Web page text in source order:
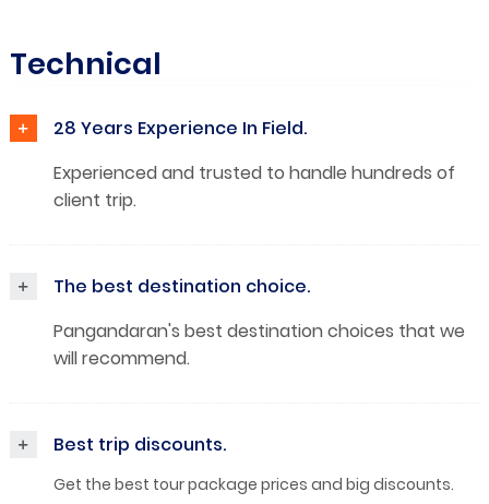
Technical
+
28 Years Experience In Field.
Experienced and trusted to handle hundreds of
client trip.
+
The best destination choice.
Pangandaran's best destination choices that we
will recommend.
+ Best trip discounts.
Get the best tour package prices and big discounts.